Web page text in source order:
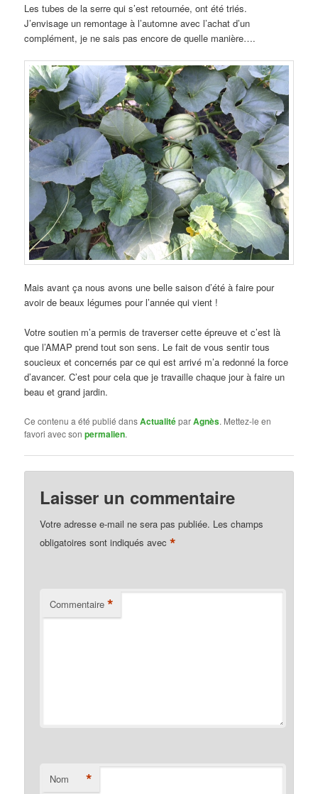
Les tubes de la serre qui s’est retournée, ont été triés.
J’envisage un remontage à l’automne avec l’achat d’un
complément, je ne sais pas encore de quelle manière….
Mais avant ça nous avons une belle saison d’été à faire pour
avoir de beaux légumes pour l’année qui vient !
Votre soutien m’a permis de traverser cette épreuve et c’est là
que l’AMAP prend tout son sens. Le fait de vous sentir tous
soucieux et concernés par ce qui est arrivé m’a redonné la force
d’avancer. C’est pour cela que je travaille chaque jour à faire un
beau et grand jardin.
Ce contenu a été publié dansActualitéparAgnès. Mettez-le en
favori avec sonpermalien.
Laisser un commentaire
Votre adresse e-mail ne sera pas publiée. Les champs
obligatoires sont indiqués avec*
Commentaire *
Nom *